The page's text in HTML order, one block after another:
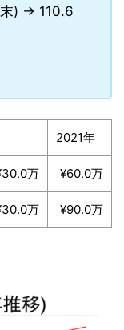
) → 110.6
2021年
万 ¥60.0万
万 ¥90.0万